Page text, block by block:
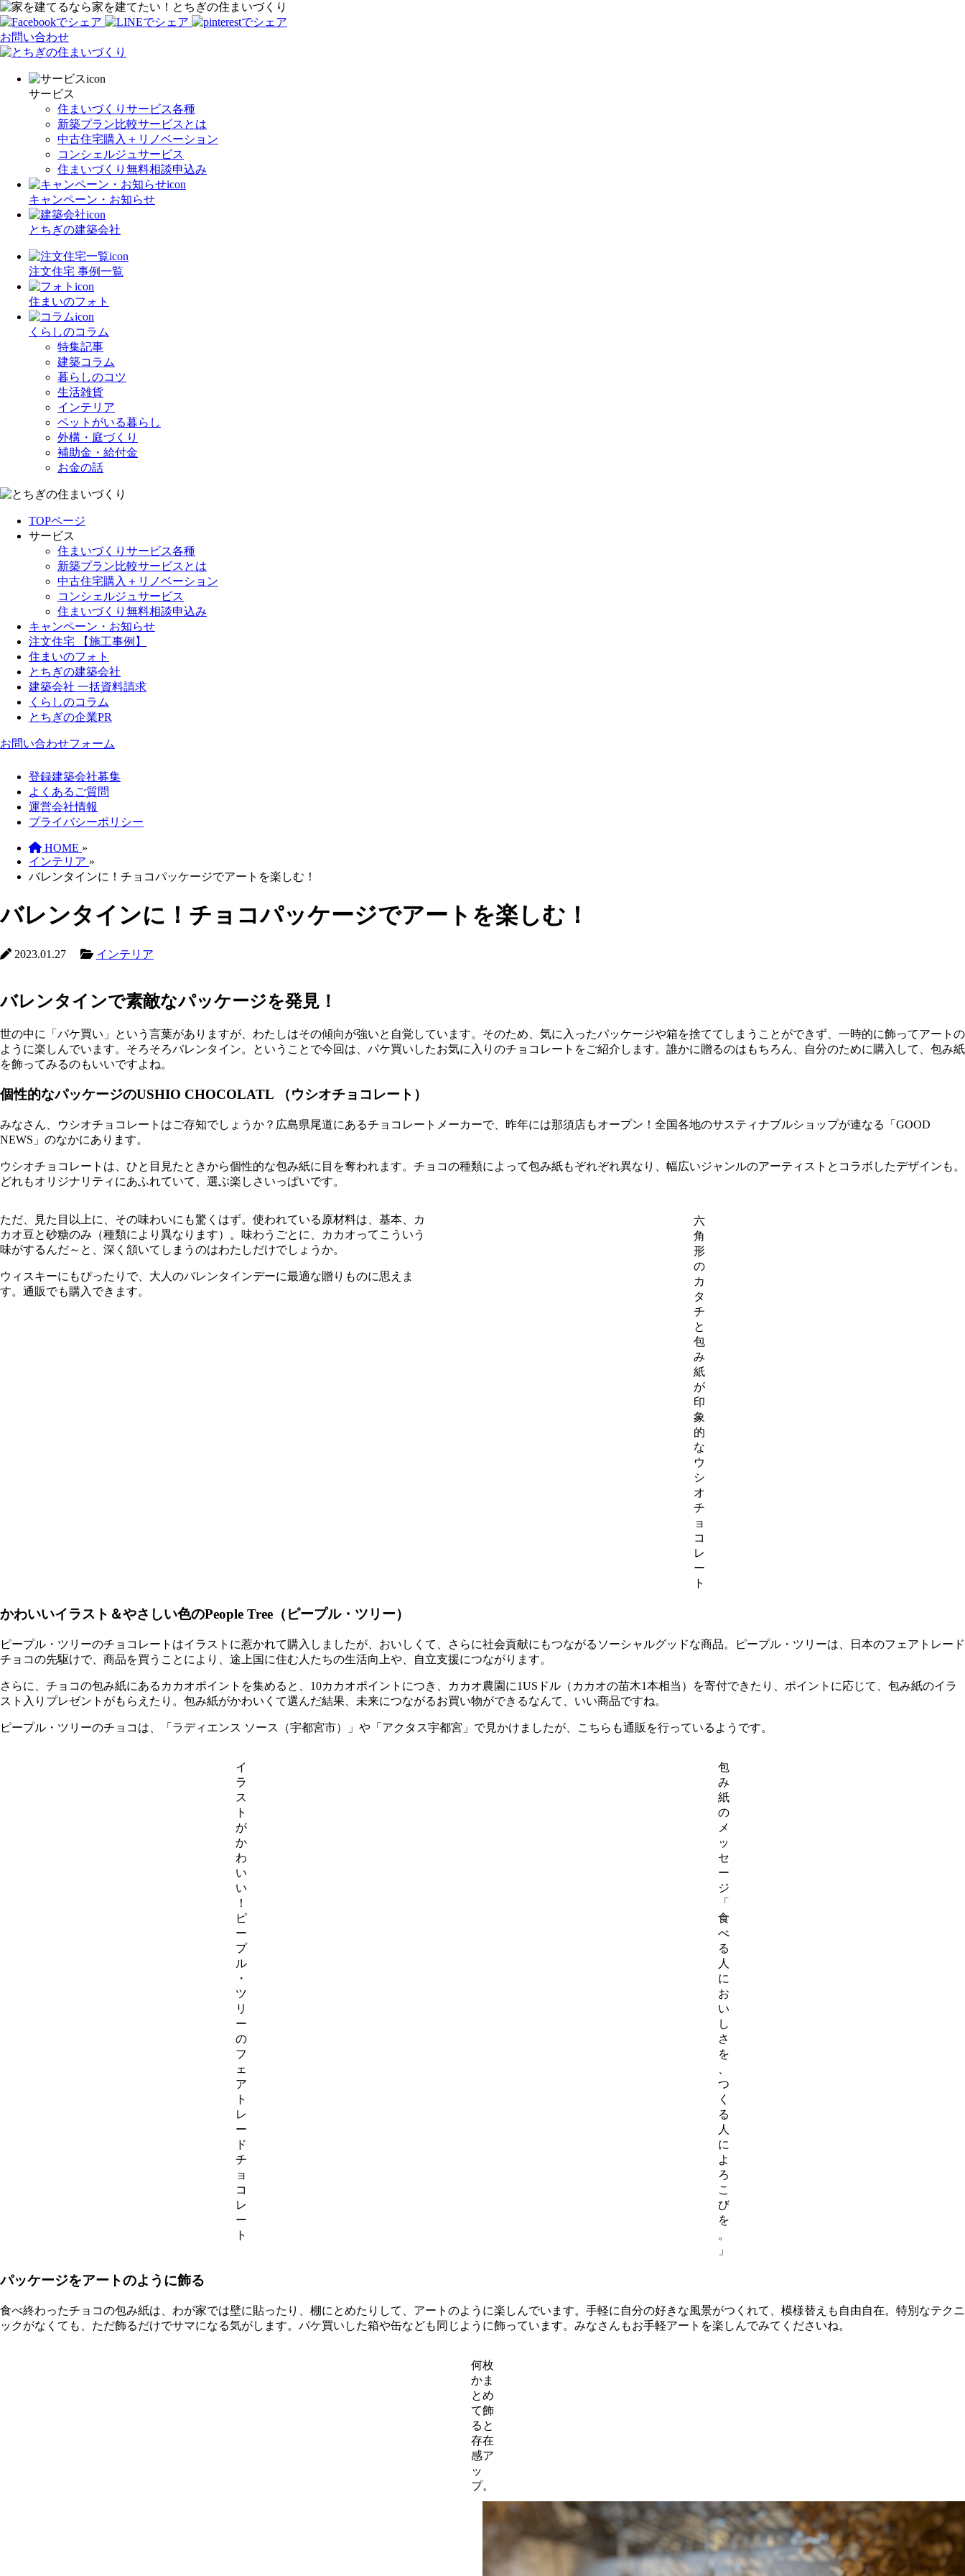
家を建てたい！とちぎの住まいづくり
お問い合わせ
サービス
住まいづくりサービス各種
新築プラン比較サービスとは
中古住宅購入＋リノベーション
コンシェルジュサービス
住まいづくり無料相談申込み
キャンペーン・お知らせ
とちぎの建築会社
注文住宅 事例一覧
住まいのフォト
くらしのコラム
特集記事
建築コラム
暮らしのコツ
生活雑貨
インテリア
ペットがいる暮らし
外構・庭づくり
補助金・給付金
お金の話
TOPページ
サービス
住まいづくりサービス各種
新築プラン比較サービスとは
中古住宅購入＋リノベーション
コンシェルジュサービス
住まいづくり無料相談申込み
キャンペーン・お知らせ
注文住宅 【施工事例】
住まいのフォト
とちぎの建築会社
建築会社 一括資料請求
くらしのコラム
とちぎの企業PR
お問い合わせフォーム
登録建築会社募集
よくあるご質問
運営会社情報
プライバシーポリシー
HOME »
インテリア »
バレンタインに！チョコパッケージでアートを楽しむ！
バレンタインに！チョコパッケージでアートを楽しむ！
2023.01.27 インテリア
バレンタインで素敵なパッケージを発見！
世の中に「パケ買い」という言葉がありますが、わたしはその傾向が強いと自覚しています。そのため、気に入ったパッケージや箱を捨ててしまうことができず、一時的に飾ってアートの
ように楽しんでいます。そろそろバレンタイン。ということで今回は、パケ買いしたお気に入りのチョコレートをご紹介します。誰かに贈るのはもちろん、自分のために購入して、包み紙
を飾ってみるのもいいですよね。
個性的なパッケージのUSHIO CHOCOLATL （ウシオチョコレート）
みなさん、ウシオチョコレートはご存知でしょうか？広島県尾道にあるチョコレートメーカーで、昨年には那須店もオープン！全国各地のサスティナブルショップが連なる「GOOD
NEWS」のなかにあります。
ウシオチョコレートは、ひと目見たときから個性的な包み紙に目を奪われます。チョコの種類によって包み紙もぞれぞれ異なり、幅広いジャンルのアーティストとコラボしたデザインも。
どれもオリジナリティにあふれていて、選ぶ楽しさいっぱいです。
ただ、見た目以上に、その味わいにも驚くはず。使われている原材料は、基本、カ
カオ豆と砂糖のみ（種類により異なります）。味わうごとに、カカオってこういう
味がするんだ～と、深く頷いてしまうのはわたしだけでしょうか。
ウィスキーにもぴったりで、大人のバレンタインデーに最適な贈りものに思えま
す。通販でも購入できます。
六
角
形
の
カ
タ
チ
と
包
み
紙
が
印
象
的
な
ウ
シ
オ
チ
ョ
コ
レ
ー
ト
かわいいイラスト＆やさしい色のPeople Tree（ピープル・ツリー）
ピープル・ツリーのチョコレートはイラストに惹かれて購入しましたが、おいしくて、さらに社会貢献にもつながるソーシャルグッドな商品。ピープル・ツリーは、日本のフェアトレード
チョコの先駆けで、商品を買うことにより、途上国に住む人たちの生活向上や、自立支援につながります。
さらに、チョコの包み紙にあるカカオポイントを集めると、10カカオポイントにつき、カカオ農園に1USドル（カカオの苗木1本相当）を寄付できたり、ポイントに応じて、包み紙のイラ
スト入りプレゼントがもらえたり。包み紙がかわいくて選んだ結果、未来につながるお買い物ができるなんて、いい商品ですね。
ピープル・ツリーのチョコは、「ラディエンス ソース（宇都宮市）」や「アクタス宇都宮」で見かけましたが、こちらも通販を行っているようです。
イ
ラ
ス
ト
が
か
わ
い
い
！
ピ
ー
プ
ル
・
ツ
リ
ー
の
フ
ェ
ア
ト
レ
ー
ド
チ
ョ
コ
レ
ー
ト
包
み
紙
の
メ
ッ
セ
ー
ジ
「
食
べ
る
人
に
お
い
し
さ
を
つ
く
る
人
に
よ
ろ
こ
び
を
。
」
パッケージをアートのように飾る
食べ終わったチョコの包み紙は、わが家では壁に貼ったり、棚にとめたりして、アートのように楽しんでいます。手軽に自分の好きな風景がつくれて、模様替えも自由自在。特別なテクニ
ックがなくても、ただ飾るだけでサマになる気がします。パケ買いした箱や缶なども同じように飾っています。みなさんもお手軽アートを楽しんでみてくださいね。
何枚
かま
とめ
て飾
ると
存在
感ア
ッ
プ。